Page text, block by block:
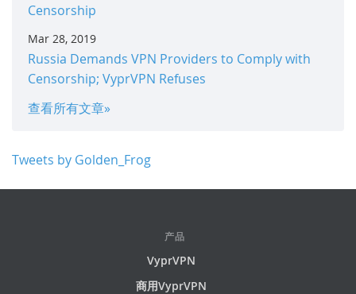
Censorship
Russia Demands VPN Providers to Comply with
Censorship; VyprVPN Refuses
Mar 28, 2019
查看所有文章»
Tweets by Golden_Frog
产品
VyprVPN
商用VyprVPN